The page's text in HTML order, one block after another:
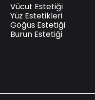
Vücut Estetiği
Yüz Estetikleri
Göğüs Estetiği
Burun Estetiği